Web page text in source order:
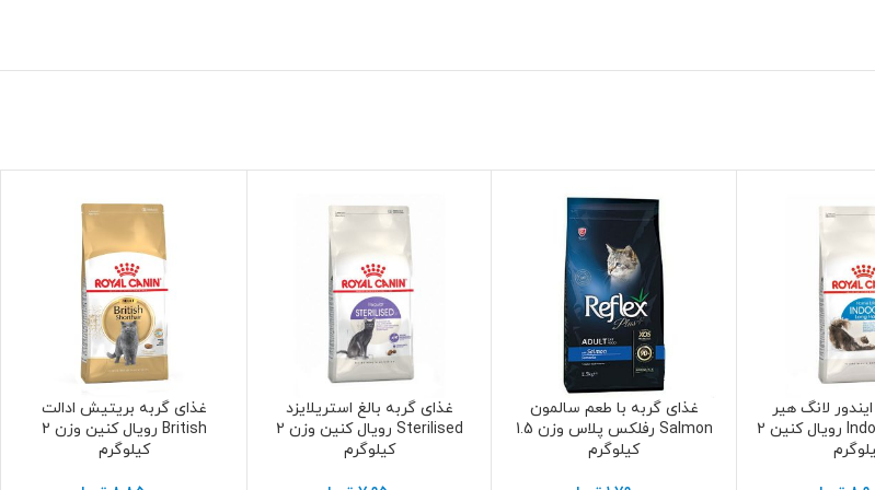
خرید
لانگ هیر
Indoor Long Hair رویال کنین 2
افزودن به سبد خرید
غذای گربه با طعم سالمون
Salmon رفلکس پلاس وزن 1.5
کیلوگرم
افزودن به سبد خرید
غذای گربه بالغ استریلایزد
Sterilised رویال کنین وزن 2
کیلوگرم
افزودن به سبد خرید
غذای گربه بریتیش ادالت
British رویال کنین وزن 2
کیلوگرم